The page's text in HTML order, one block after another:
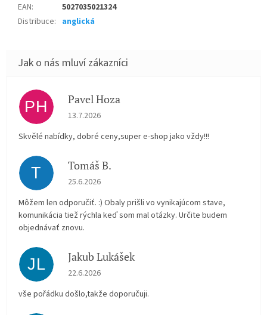
EAN:
5027035021324
Distribuce: anglická
PH Pavel Hoza
Hodnocení obchodu je 5 z 5 hvězdiček.
13.7.2026
Skvělé nabídky, dobré ceny,super e-shop jako vždy!!!
T Tomáš B.
Hodnocení obchodu je 5 z 5 hvězdiček.
25.6.2026
Môžem len odporučiť. :) Obaly prišli vo vynikajúcom stave,
komunikácia tiež rýchla keď som mal otázky. Určite budem
objednávať znovu.
JL Jakub Lukášek
Hodnocení obchodu je 5 z 5 hvězdiček.
22.6.2026
vše pořádku došlo,takže doporučuji.